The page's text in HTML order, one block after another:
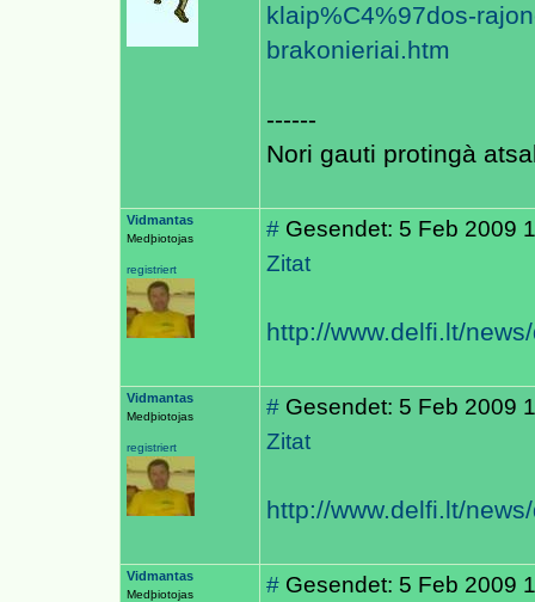
klaip%C4%97dos-
brakonieriai.htm
------
Nori gauti protingà
Vidmantas
Medþiotojas
registriert
# Gesendet: 5 Feb 2009
Zitat
http://www.delfi.lt/
Vidmantas
Medþiotojas
registriert
# Gesendet: 5 Feb 2009
Zitat
http://www.delfi.lt/
Vidmantas
Medþiotojas # Gesendet: 5 Feb 2009